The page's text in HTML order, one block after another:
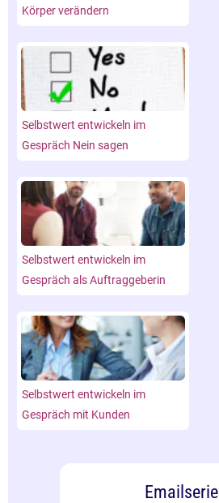
Körper verändern
Selbstwert entwickeln im
Gespräch Nein sagen
Selbstwert entwickeln im
Gespräch als Auftraggeberin
Selbstwert entwickeln im
Gespräch mit Kunden
Emailserie